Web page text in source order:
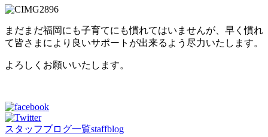
まだまだ福岡にも子育てにも慣れてはいませんが、早く慣れ
て皆さまにより良いサポートが出来るよう尽力いたします。
よろしくお願いいたします。
スタッフブログ一覧staffblog